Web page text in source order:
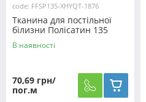
code: FFSP135-XHYQT-1876
Тканина для постільної
білизни Полісатин 135
SP135-XHYQT-1876 (60м)
В наявності
70,69 грн/
пог.м